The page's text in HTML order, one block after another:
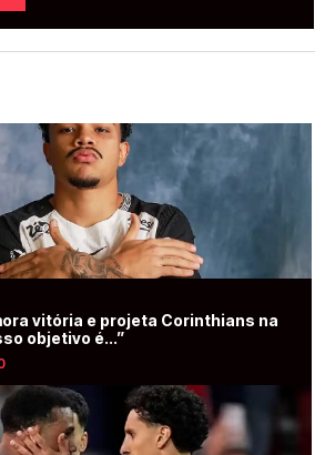
vitória e projeta Corinthians na
objetivo é...”